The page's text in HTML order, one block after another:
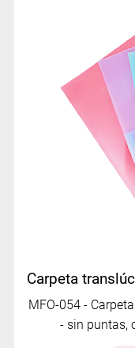
MFO-054 -
- sin puntas,